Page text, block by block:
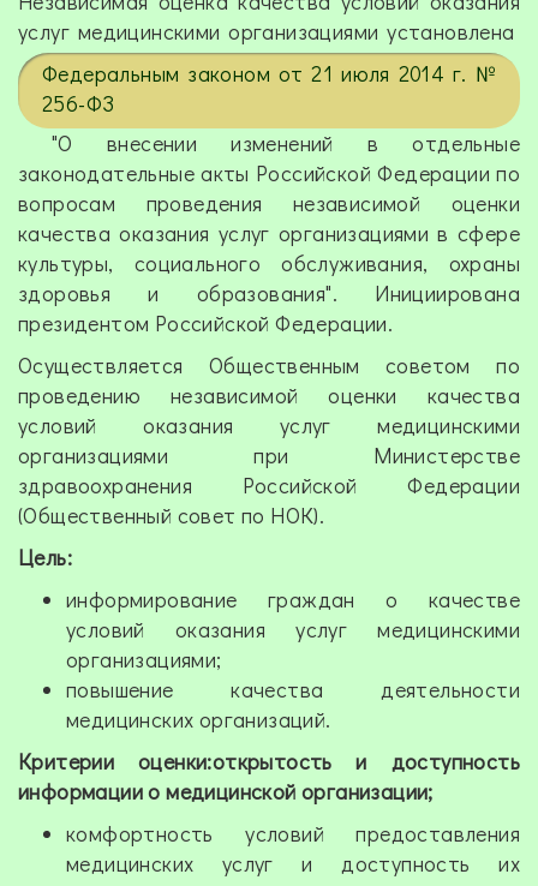
услуг медицинскими организациями установлена
Федеральным законом от 21 июля 2014 г. №
256-ФЗ
"О внесении изменений в отдельные
законодательные акты Российской Федерации по
вопросам проведения независимой оценки
качества оказания услуг организациями в сфере
культуры, социального обслуживания, охраны
здоровья и образования". Инициирована
президентом Российской Федерации.
Осуществляется Общественным советом по
проведению независимой оценки качества
условий оказания услуг медицинскими
организациями при Министерстве
здравоохранения Российской Федерации
(Общественный совет по НОК).
Цель:
информирование граждан о качестве
условий оказания услуг медицинскими
организациями;
повышение качества деятельности
медицинских организаций.
Критерии оценки:открытость и доступность
информации о медицинской организации;
комфортность условий предоставления
медицинских услуг и доступность их